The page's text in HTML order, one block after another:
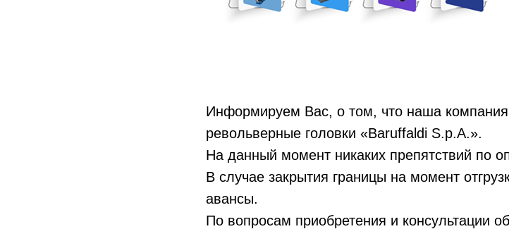
Информируем Вас, о том, что наша компания
револьверные головки «Baruffaldi S.p.A.».
На данный момент никаких препятствий по
В случае закрытия границы на момент
авансы.
По вопросам приобретения и